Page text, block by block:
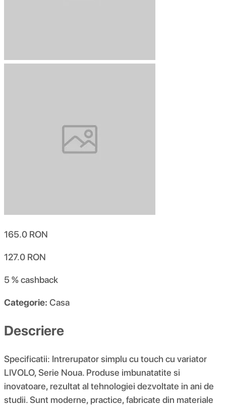
165.0 RON
127.0 RON
5 %cashback
Categorie: Casa
Descriere
Specificatii: Intrerupator simplu cu touch cu variator
LIVOLO, Serie Noua. Produse imbunatatite si
inovatoare, rezultat al tehnologiei dezvoltate in ani de
studii. Sunt moderne, practice, fabricate din materiale